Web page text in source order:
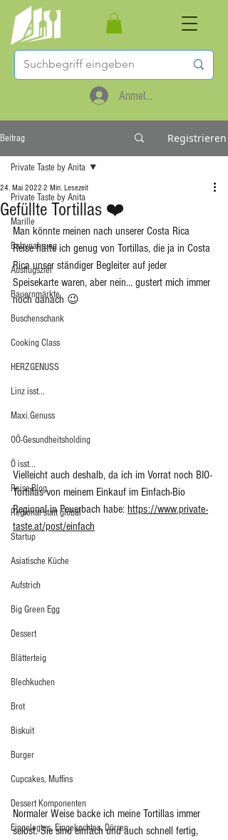
Anmelden
Beitrag Registrieren
Private Taste by Anita
Marille
Babynahrung
Ausflugsziel
Bauernmärkte
Buschenschank
Cooking Class
HERZGENUSS
Linz isst...
Maxi.Genuss
OÖ-Gesundheitsholding
Ö isst...
Reise-Blog
Regional statt global
Startup
Asiatische Küche
Aufstrich
Big Green Egg
Dessert
Blätterteig
Blechkuchen
Brot
Biskuit
Burger
Cupcakes, Muffins
Dessert Komponenten
Eingelegtes, Eingekochtes, Dörren
Private Taste by Anita
Gefüllte Tortillas ❤️
24. Mai 2022 2 Min. Lesezeit
Man könnte meinen nach unserer Costa Rica
Reise hätte ich genug von Tortillas, die ja in Costa
Rica unser ständiger Begleiter auf jeder
Speisekarte waren, aber nein… gustert mich immer
noch danach 😉
Vielleicht auch deshalb, da ich im Vorrat noch BIO-
Tortillas von meinem Einkauf im Einfach-Bio
Regional in Peuerbach habe: https://www.private-
taste.at/post/einfach
Normaler Weise backe ich meine Tortillas immer
selbst. Sie sind einfach und auch schnell fertig,